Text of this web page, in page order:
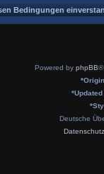
Powered by phpBB®
*
*
*
Deutsche
Datenschutz